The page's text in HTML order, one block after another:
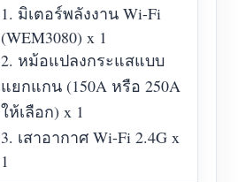
1. มิเตอร์พลังงาน Wi-Fi
(WEM3080) x 1
2. หม้อแปลงกระแสแบบ
แยกแกน (150A หรือ 250A
ให้เลือก) x 1
3. เสาอากาศ Wi-Fi 2.4G x
1